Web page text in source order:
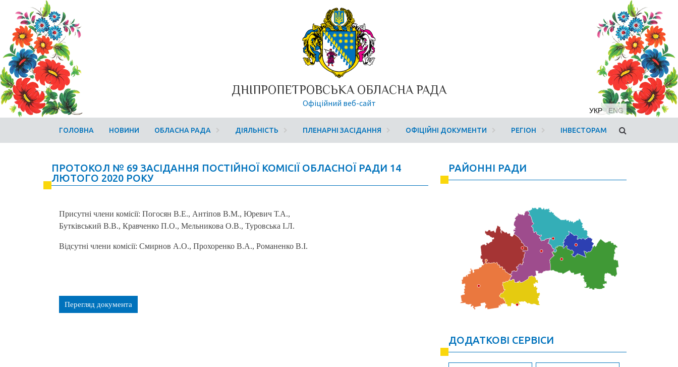
ДНІПРОПЕТРОВСЬКА ОБЛАСНА РАДА
Офіційний веб-сайт
УКР ENG
ГОЛОВНА НОВИНИ ОБЛАСНА РАДА ДІЯЛЬНІСТЬ ПЛЕНАРНІ ЗАСІДАННЯ ОФІЦІЙНІ ДОКУМЕНТИ РЕГІОН ІНВЕСТОРАМ
ПРОТОКОЛ № 69 ЗАСІДАННЯ ПОСТІЙНОЇ КОМІСІЇ ОБЛАСНОЇ РАДИ 14
ЛЮТОГО 2020 РОКУ
Присутні члени комісії: Погосян В.Е., Антіпов В.М., Юревич Т.А.,
Бутківський В.В., Кравченко П.О., Мельникова О.В., Туровська І.Л.
Відсутні члени комісії: Смирнов А.О., Прохоренко В.А., Романенко В.І.
Перегляд документа
РАЙОННІ РАДИ
ДОДАТКОВІ СЕРВІСИ